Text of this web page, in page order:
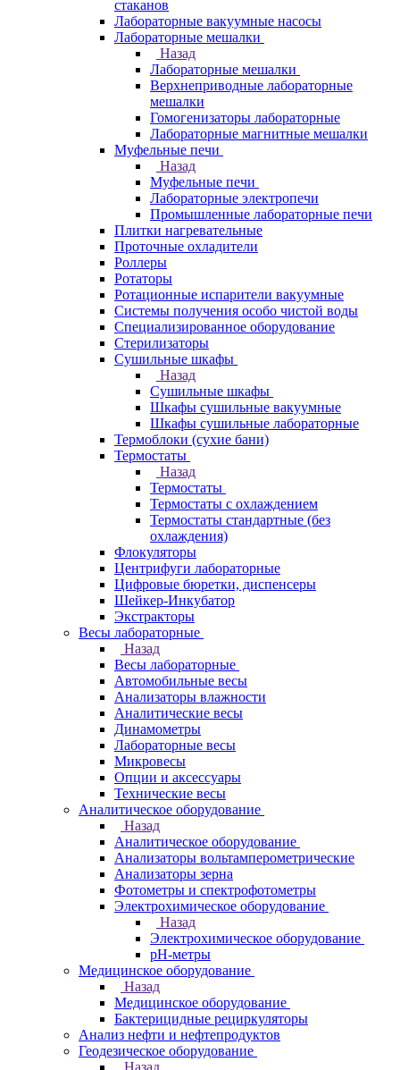
стаканов
Лабораторные вакуумные насосы
Лабораторные мешалки
Назад
Лабораторные мешалки
Верхнеприводные лабораторные
мешалки
Гомогенизаторы лабораторные
Лабораторные магнитные мешалки
Муфельные печи
Назад
Муфельные печи
Лабораторные электропечи
Промышленные лабораторные печи
Плитки нагревательные
Проточные охладители
Роллеры
Ротаторы
Ротационные испарители вакуумные
Системы получения особо чистой воды
Специализированное оборудование
Стерилизаторы
Сушильные шкафы
Назад
Сушильные шкафы
Шкафы сушильные вакуумные
Шкафы сушильные лабораторные
Термоблоки (сухие бани)
Термостаты
Назад
Термостаты
Термостаты с охлаждением
Термостаты стандартные (без
охлаждения)
Флокуляторы
Центрифуги лабораторные
Цифровые бюретки, диспенсеры
Шейкер-Инкубатор
Экстракторы
Весы лабораторные
Назад
Весы лабораторные
Автомобильные весы
Анализаторы влажности
Аналитические весы
Динамометры
Лабораторные весы
Микровесы
Опции и аксессуары
Технические весы
Аналитическое оборудование
Назад
Аналитическое оборудование
Анализаторы вольтамперометрические
Анализаторы зерна
Фотометры и спектрофотометры
Электрохимическое оборудование
Назад
Электрохимическое оборудование
pH-метры
Медицинское оборудование
Назад
Медицинское оборудование
Бактерицидные рециркуляторы
Анализ нефти и нефтепродуктов
Геодезическое оборудование
Назад